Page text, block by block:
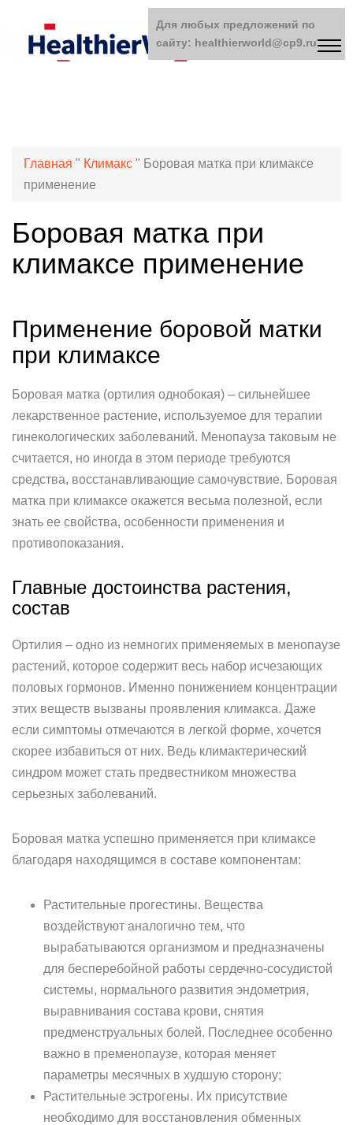
Главная " Климакс " Боровая матка при климаксе
применение
Боровая матка при
климаксе применение
Применение боровой матки
при климаксе
Боровая матка (ортилия однобокая) – сильнейшее
лекарственное растение, используемое для терапии
гинекологических заболеваний. Менопауза таковым не
считается, но иногда в этом периоде требуются
средства, восстанавливающие самочувствие. Боровая
матка при климаксе окажется весьма полезной, если
знать ее свойства, особенности применения и
противопоказания.
Главные достоинства растения,
состав
Ортилия – одно из немногих применяемых в менопаузе
растений, которое содержит весь набор исчезающих
половых гормонов. Именно понижением концентрации
этих веществ вызваны проявления климакса. Даже
если симптомы отмечаются в легкой форме, хочется
скорее избавиться от них. Ведь климактерический
синдром может стать предвестником множества
серьезных заболеваний.
Боровая матка успешно применяется при климаксе
благодаря находящимся в составе компонентам:
Растительные прогестины. Вещества
воздействуют аналогично тем, что
вырабатываются организмом и предназначены
для бесперебойной работы сердечно-сосудистой
системы, нормального развития эндометрия,
выравнивания состава крови, снятия
предменструальных болей. Последнее особенно
важно в пременопаузе, которая меняет
параметры месячных в худшую сторону;
Растительные эстрогены. Их присутствие
необходимо для восстановления обменных
Для любых предложений по
сайту: healthierworld@cp9.ru